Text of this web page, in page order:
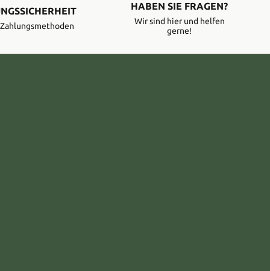
HABEN SIE FRAGEN?
Wir sind hier und helfen
gerne!